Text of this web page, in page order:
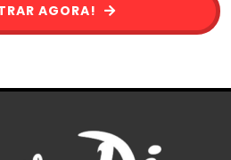
AGORA!